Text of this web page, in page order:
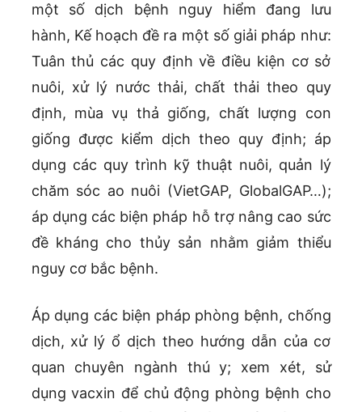
một số dịch bệnh nguy hiểm đang lưu
hành, Kế hoạch đề ra một số giải pháp như:
Tuân thủ các quy định về điều kiện cơ sở
nuôi, xử lý nước thải, chất thải theo quy
định, mùa vụ thả giống, chất lượng con
giống được kiểm dịch theo quy định; áp
dụng các quy trình kỹ thuật nuôi, quản lý
chăm sóc ao nuôi (VietGAP, GlobalGAP…);
áp dụng các biện pháp hỗ trợ nâng cao sức
đề kháng cho thủy sản nhằm giảm thiểu
nguy cơ bắc bệnh.
Áp dụng các biện pháp phòng bệnh, chống
dịch, xử lý ổ dịch theo hướng dẫn của cơ
quan chuyên ngành thú y; xem xét, sử
dụng vacxin để chủ động phòng bệnh cho